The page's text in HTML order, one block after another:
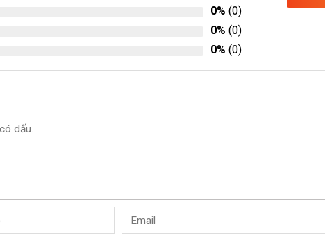
0% (0)
0% (0)
0% (0)